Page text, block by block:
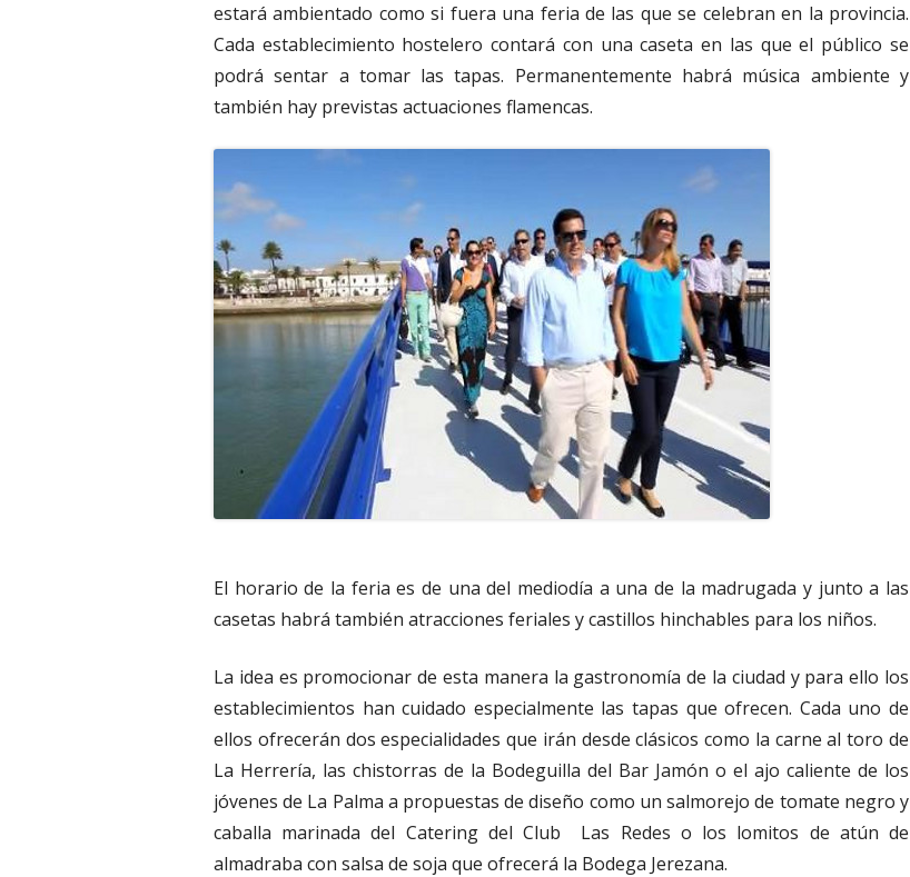
estará ambientado como si fuera una feria de las que se celebran en la provincia.
Cada establecimiento hostelero contará con una caseta en las que el público se
podrá sentar a tomar las tapas. Permanentemente habrá música ambiente y
también hay previstas actuaciones flamencas.
El horario de la feria es de una del mediodía a una de la madrugada y junto a las
casetas habrá también atracciones feriales y castillos hinchables para los niños.
La idea es promocionar de esta manera la gastronomía de la ciudad y para ello los
establecimientos han cuidado especialmente las tapas que ofrecen. Cada uno de
ellos ofrecerán dos especialidades que irán desde clásicos como la carne al toro de
La Herrería, las chistorras de la Bodeguilla del Bar Jamón o el ajo caliente de los
jóvenes de La Palma a propuestas de diseño como un salmorejo de tomate negro y
caballa marinada del Catering del Club Las Redes o los lomitos de atún de
almadraba con salsa de soja que ofrecerá la Bodega Jerezana.